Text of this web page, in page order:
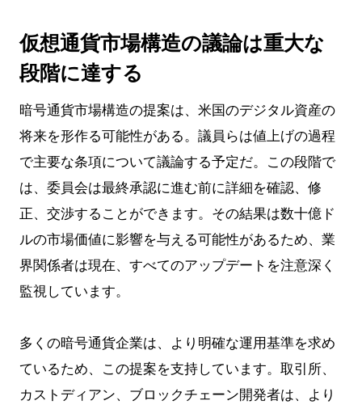
仮想通貨市場構造の議論は重大な
段階に達する
暗号通貨市場構造の提案は、米国のデジタル資産の
将来を形作る可能性がある。議員らは値上げの過程
で主要な条項について議論する予定だ。この段階で
は、委員会は最終承認に進む前に詳細を確認、修
正、交渉することができます。その結果は数十億ド
ルの市場価値に影響を与える可能性があるため、業
界関係者は現在、すべてのアップデートを注意深く
監視しています。
多くの暗号通貨企業は、より明確な運用基準を求め
ているため、この提案を支持しています。取引所、
カストディアン、ブロックチェーン開発者は、より